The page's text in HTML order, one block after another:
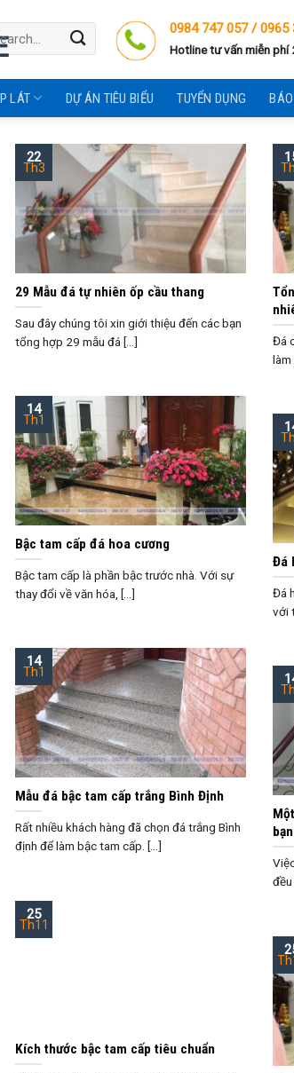
0984 747 057 /0965
Hotline tư vấn miễn
LÁT DỰ ÁN TIÊU BIỂU TUYỂN DỤNG
29 Mẫu đá tự nhiên ốp cầu thang
Sau đây chúng tôi xin giới thiệu đến các bạn
tổng hợp 29 mẫu đá [...]
22
Th3
Đá
làm
Bậc tam cấp đá hoa cương
Bậc tam cấp là phần bậc trước nhà. Với sự
thay đổi về văn hóa, [...]
14
Th1
Đá
Đá
với
Mẫu đá bậc tam cấp trắng Bình Định
Rất nhiều khách hàng đã chọn đá trắng Bình
định để làm bậc tam cấp. [...]
14
Th1
Kích thước bậc tam cấp tiêu chuẩn
25
Th11